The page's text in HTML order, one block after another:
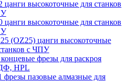
цанги высокоточные для станков
цанги высокоточные для станков
(OZ25) цанги высокоточные
с ЧПУ
фрезы для раскроя
HPL
фрезы пазовые алмазные для